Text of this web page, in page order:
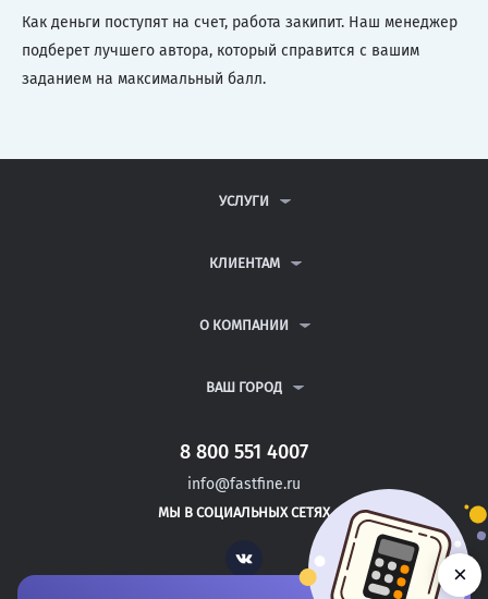
Как деньги поступят на счет, работа закипит. Наш менеджер
подберет лучшего автора, который справится с вашим
заданием на максимальный балл.
УСЛУГИ
ДИПЛОМНЫЕ РАБОТЫ
РЕФЕРАТЫ
КЛИЕНТАМ
ВОПРОСЫ И ОТВЕТЫ
ПОЛИТИКА КОНФИДЕНЦИАЛЬНОСТИ
О КОМПАНИИ
КОНТАКТЫ
ВАШ ГОРОД
САНКТ-ПЕТЕРБУРГ
НОВОВОРОНЕЖ
ЗАРЕЧНЫЙ
8 800 551 4007
info@fastfine.ru
МЫ В СОЦИАЛЬНЫХ СЕТЯХ
Vk ×